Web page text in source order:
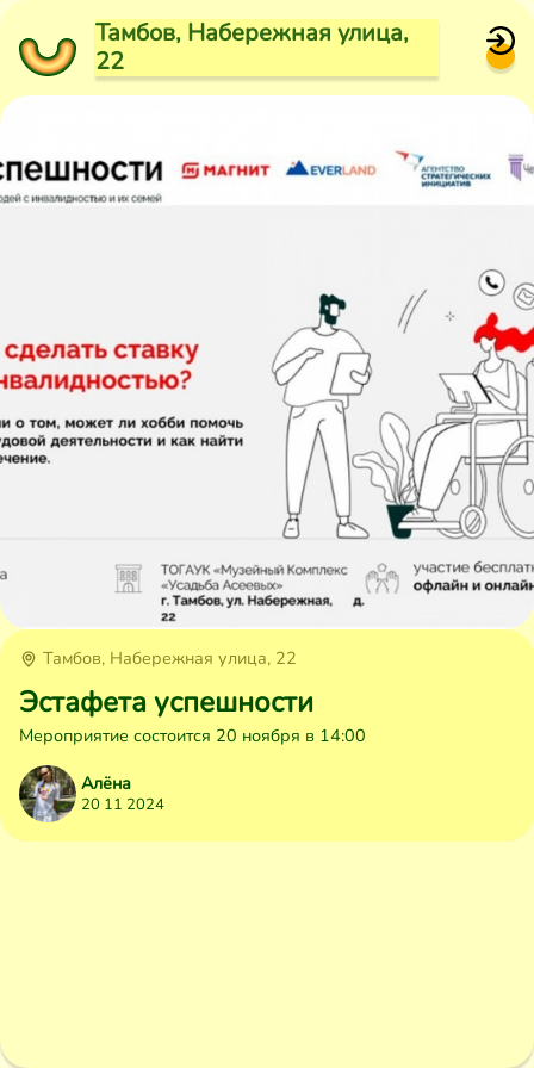
Тамбов, Набережная улица,
22
Тамбов, Набережная улица, 22
Эстафета успешности
Мероприятие состоится 20 ноября в 14:00
Алёна
20 11 2024